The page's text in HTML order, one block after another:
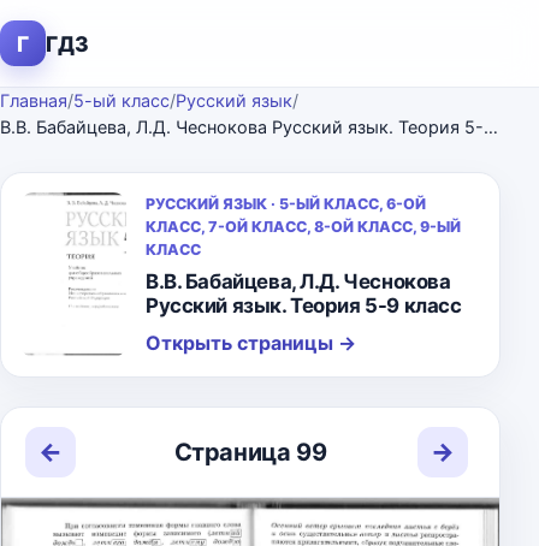
Г ГДЗ
Главная/5-ый класс/Русский язык/
В.В. Бабайцева, Л.Д. Чеснокова Русский язык. Теория 5-9 класс
РУССКИЙ ЯЗЫК · 5-ЫЙ КЛАСС, 6-ОЙ
КЛАСС, 7-ОЙ КЛАСС, 8-ОЙ КЛАСС, 9-ЫЙ
КЛАСС
В.В. Бабайцева, Л.Д. Чеснокова
Русский язык. Теория 5-9 класс
Открыть страницы →
← Страница 99 →